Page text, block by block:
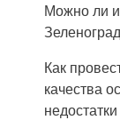
Можно ли
Как
качества
недостатки